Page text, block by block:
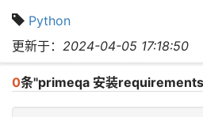
Python
更新于： 2024-04-05 17:18:50
0条"primeqa 安装